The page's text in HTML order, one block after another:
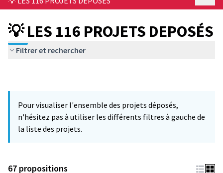
💡 LES 116 PROJETS DEPOSÉS
Filtrer et rechercher
Pour visualiser l'ensemble des projets déposés,
n'hésitez pas à utiliser les différents filtres à gauche de
la liste des projets.
67 propositions